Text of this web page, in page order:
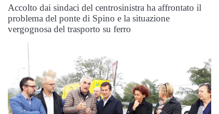
Accolto dai sindaci del centrosinistra ha affrontato il
problema del ponte di Spino e la situazione
vergognosa del trasporto su ferro